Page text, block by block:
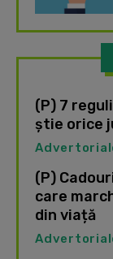
(P) 7
știe orice
(P)
care
din viață